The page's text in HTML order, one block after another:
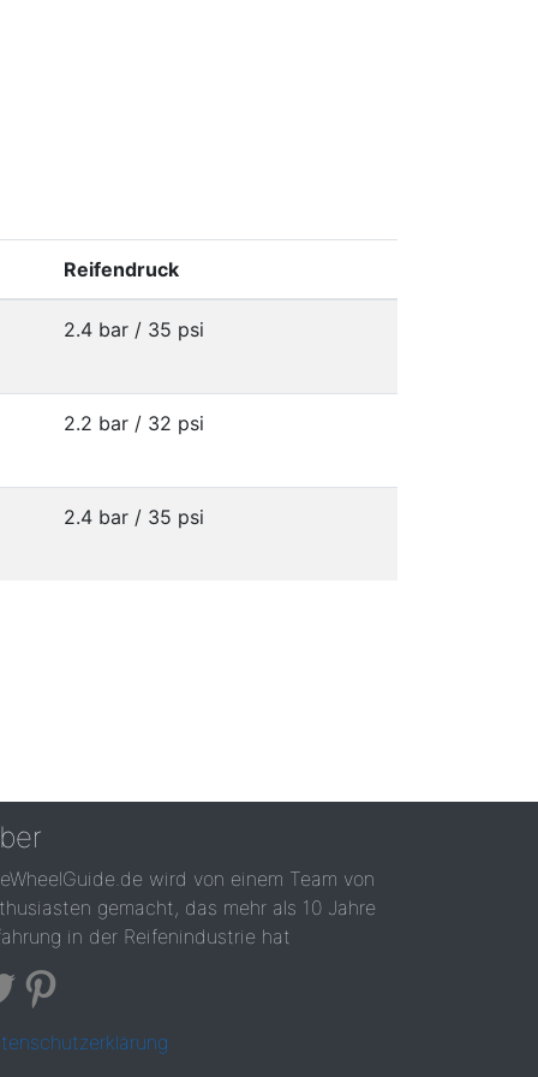
Reifendruck
2.4 bar / 35 psi
2.2 bar / 32 psi
2.4 bar / 35 psi
wird von einem Team von
gemacht, das mehr als 10 Jahre
in der Reifenindustrie hat